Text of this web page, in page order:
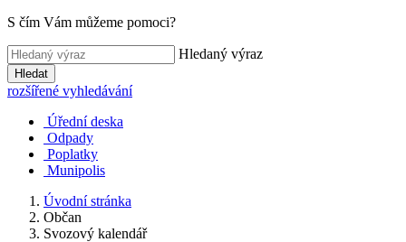
S čím Vám můžeme pomoci?
Hledaný výraz
Hledat
rozšířené vyhledávání
Úřední deska
Odpady
Poplatky
Munipolis
Úvodní stránka
Občan
Svozový kalendář